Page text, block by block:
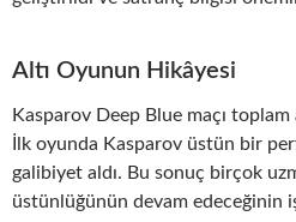
Altı Oyunun Hikâyesi
Kasparov Deep Blue maçı
İlk oyunda Kasparov üstün bir
galibiyet aldı. Bu sonuç birçok
üstünlüğünün devam edeceğinin